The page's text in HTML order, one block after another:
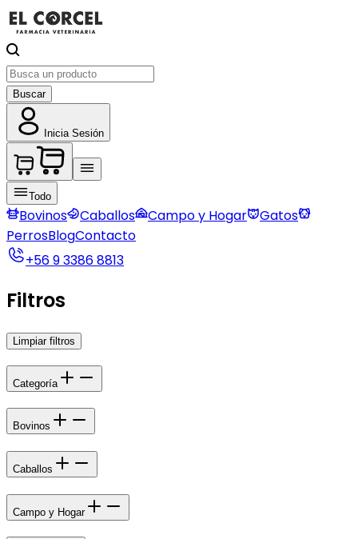
Buscar
Inicia Sesión
Todo
Bovinos Caballos Campo y Hogar
Gatos
PerrosBlogContacto
+56 9 3386 8813
Filtros
Limpiar filtros
Categoría
Bovinos
Caballos
Campo y Hogar